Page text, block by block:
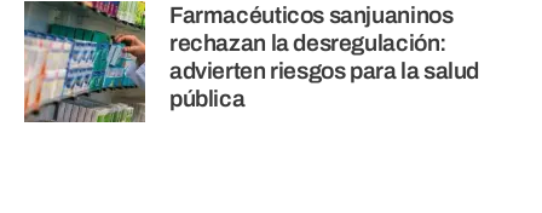
Farmacéuticos sanjuaninos
rechazan la desregulación:
advierten riesgos para la salud
pública